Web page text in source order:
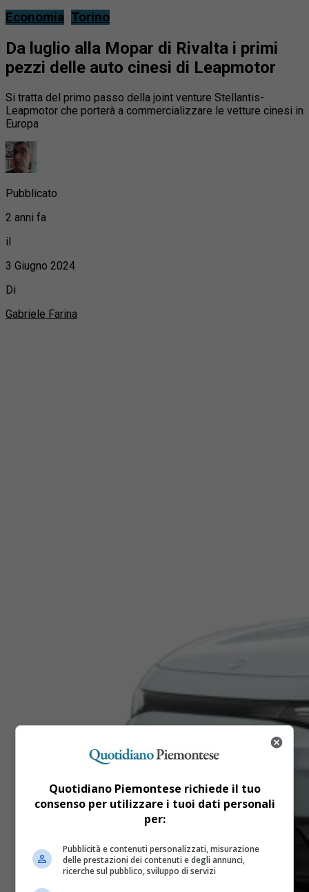
Economia Torino
Da luglio alla Mopar di Rivalta i primi
pezzi delle auto cinesi di Leapmotor
Si tratta del primo passo della joint venture Stellantis-
Leapmotor che porterà a commercializzare le vetture cinesi in
Europa
Pubblicato
2 anni fa
il
3 Giugno 2024
Di
Gabriele Farina
Quotidiano Piemontese richiede il tuo
consenso per utilizzare i tuoi dati personali
per:
Pubblicità e contenuti personalizzati, misurazione
delle prestazioni dei contenuti e degli annunci,
ricerche sul pubblico, sviluppo di servizi